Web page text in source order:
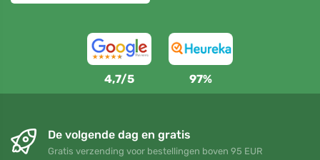
4,7/5 97%
De volgende dag en gratis
Gratis verzending voor bestellingen boven 95 EUR